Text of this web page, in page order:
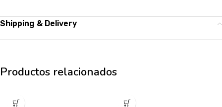
Shipping & Delivery
Productos relacionados